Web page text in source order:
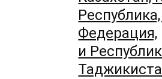
Федерация,
и